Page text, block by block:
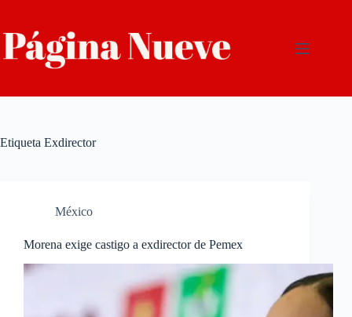
contenido
Etiqueta Exdirector
México
Morena exige castigo a exdirector de Pemex